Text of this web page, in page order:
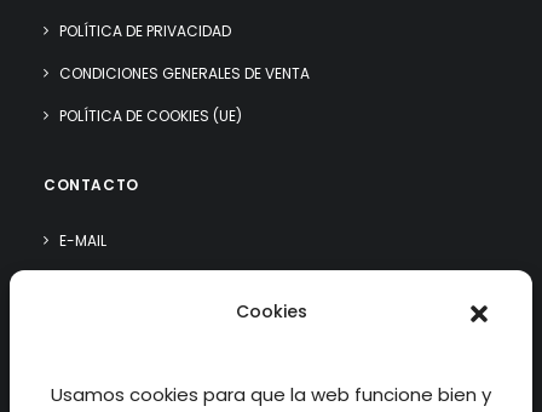
Cookies
Usamos cookies para que la web funcione bien y
POLÍTICA DE PRIVACIDAD
CONDICIONES GENERALES DE VENTA
POLÍTICA DE COOKIES (UE)
CONTACTO
E-MAIL